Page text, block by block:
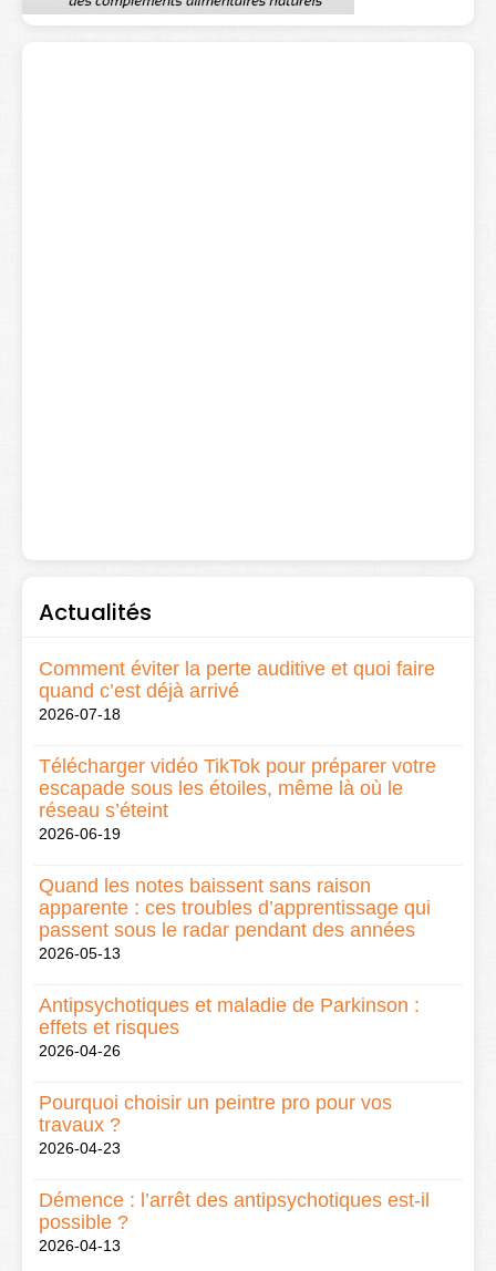
Actualités
Comment éviter la perte auditive et quoi faire
quand c’est déjà arrivé
2026-07-18
Télécharger vidéo TikTok pour préparer votre
escapade sous les étoiles, même là où le
réseau s’éteint
2026-06-19
Quand les notes baissent sans raison
apparente : ces troubles d’apprentissage qui
passent sous le radar pendant des années
2026-05-13
Antipsychotiques et maladie de Parkinson :
effets et risques
2026-04-26
Pourquoi choisir un peintre pro pour vos
travaux ?
2026-04-23
Démence : l’arrêt des antipsychotiques est-il
possible ?
2026-04-13